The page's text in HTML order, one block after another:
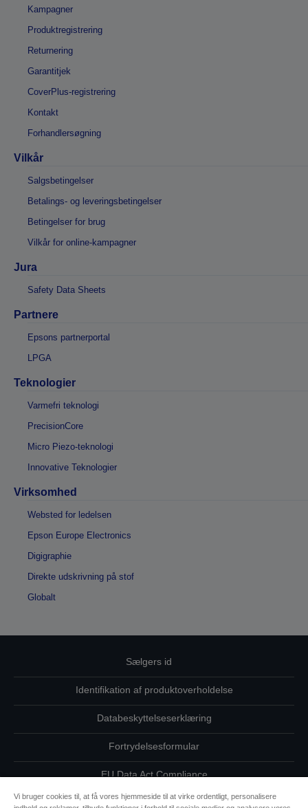
Kampagner
Produktregistrering
Returnering
Garantitjek
CoverPlus-registrering
Kontakt
Forhandlersøgning
Vilkår
Salgsbetingelser
Betalings- og leveringsbetingelser
Betingelser for brug
Vilkår for online-kampagner
Jura
Safety Data Sheets
Partnere
Epsons partnerportal
LPGA
Teknologier
Varmefri teknologi
PrecisionCore
Micro Piezo-teknologi
Innovative Teknologier
Virksomhed
Websted for ledelsen
Epson Europe Electronics
Digigraphie
Direkte udskrivning på stof
Globalt
Sælgers id
Identifikation af produktoverholdelse
Databeskyttelseserklæring
Fortrydelsesformular
EU Data Act Compliance
Kontakt os vedrørende dine data
Vi bruger cookies til, at få vores hjemmeside til at virke ordentligt, personalisere